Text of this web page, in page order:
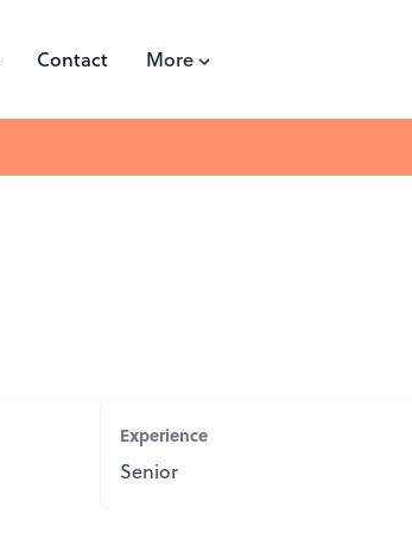
Contact More
Experience
Senior